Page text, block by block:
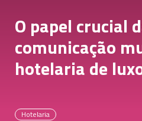
O papel crucial
comunicação
hotelaria de
Hotelaria